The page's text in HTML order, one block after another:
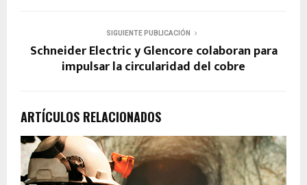
SIGUIENTE PUBLICACIÓN
Schneider Electric y Glencore colaboran para
impulsar la circularidad del cobre
ARTÍCULOS RELACIONADOS